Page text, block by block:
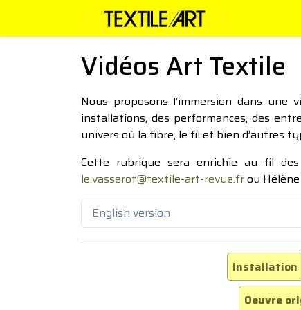
Vidéos Art Textile
Nous proposons l’immersion dans
installations, des performances, des
univers où la fibre, le fil et bien d’autres
Cette rubrique sera enrichie au fil
le.vasserot@textile-art-revue.frou
English version
Installation
Oeuvre